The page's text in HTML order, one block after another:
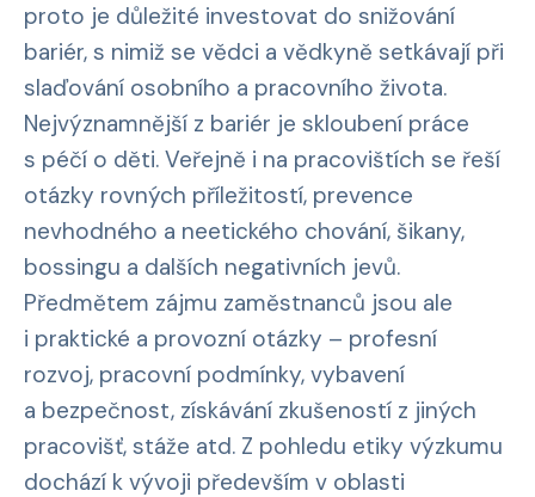
proto je důležité investovat do snižování
bariér, s nimiž se vědci a vědkyně setkávají při
slaďování osobního a pracovního života.
Nejvýznamnější z bariér je skloubení práce
s péčí o děti. Veřejně i na pracovištích se řeší
otázky rovných příležitostí, prevence
nevhodného a neetického chování, šikany,
bossingu a dalších negativních jevů.
Předmětem zájmu zaměstnanců jsou ale
i praktické a provozní otázky – profesní
rozvoj, pracovní podmínky, vybavení
a bezpečnost, získávání zkušeností z jiných
pracovišť, stáže atd. Z pohledu etiky výzkumu
dochází k vývoji především v oblasti